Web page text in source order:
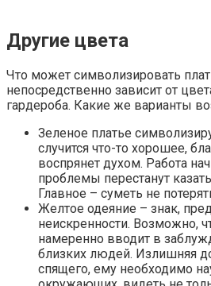
Другие цвета
Что может символизировать
непосредственно зависит от
гардероба. Какие же варианты
Зеленое платье
случится что-то хорошее,
воспрянет духом. Работа
проблемы перестанут
Главное – суметь не
Желтое одеяние – знак,
неискренности. Возможно,
намеренно вводит в
близких людей. Излишняя
спящего, ему необходимо